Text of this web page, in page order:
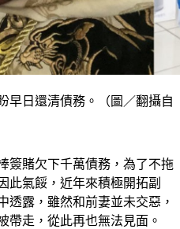
早日還清債務。（圖／翻攝自
簽賭欠下千萬債務，為了不拖
此氣餒，近年來積極開拓副
透露，雖然和前妻並未交惡，
帶走，從此再也無法見面。